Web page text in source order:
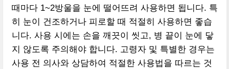
때마다 1~2방울을 눈에 떨어뜨려 사용하면 됩니다. 특
히 눈이 건조하거나 피로할 때 적절히 사용하면 좋습
니다. 사용 시에는 손을 깨끗이 씻고, 병 끝이 눈에 닿
지 않도록 주의해야 합니다. 고령자 및 특별한 경우는
사용 전 의사와 상담하여 적절한 사용법을 따르는 것